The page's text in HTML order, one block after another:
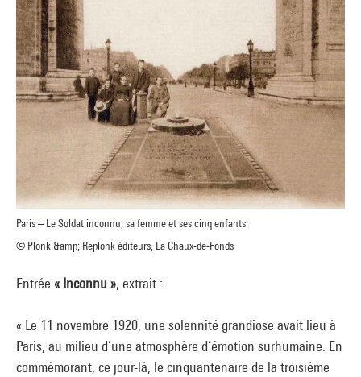
Paris – Le Soldat inconnu, sa femme et ses cinq enfants
© Plonk &amp; Replonk éditeurs, La Chaux-de-Fonds
Entrée « Inconnu », extrait :
« Le 11 novembre 1920, une solennité grandiose avait lieu à
Paris, au milieu d’une atmosphère d’émotion surhumaine. En
commémorant, ce jour-là, le cinquantenaire de la troisième